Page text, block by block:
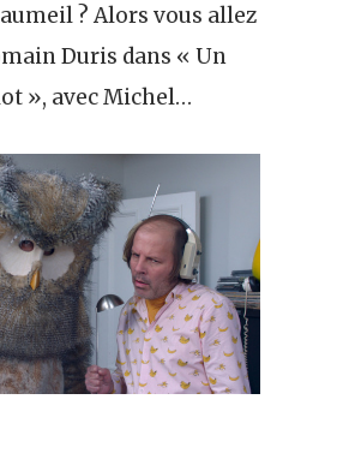
? Alors vous allez
Duris dans « Un
», avec Michel…